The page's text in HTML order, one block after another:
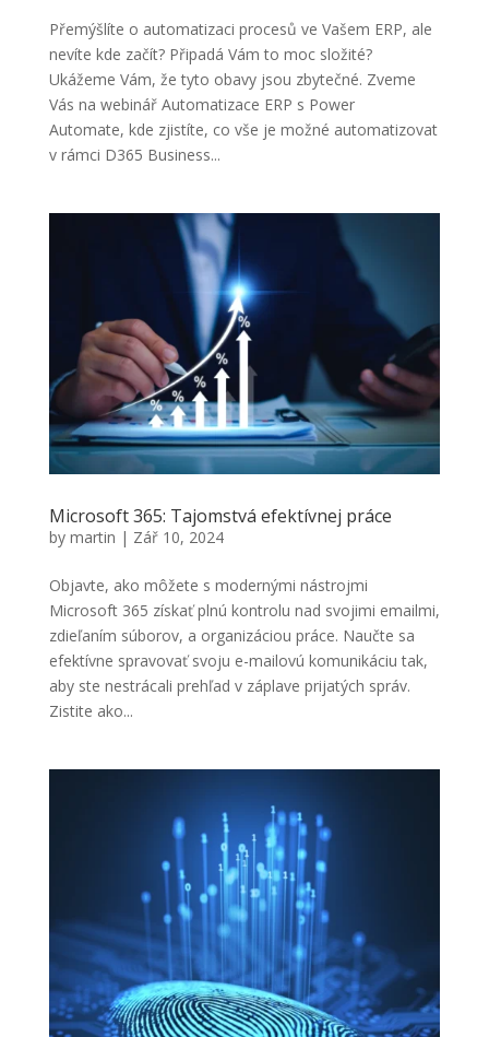
Přemýšlíte o automatizaci procesů ve Vašem ERP, ale
nevíte kde začít? Připadá Vám to moc složité?
Ukážeme Vám, že tyto obavy jsou zbytečné. Zveme
Vás na webinář Automatizace ERP s Power
Automate, kde zjistíte, co vše je možné automatizovat
v rámci D365 Business...
Microsoft 365: Tajomstvá efektívnej práce
by martin | Zář 10, 2024
Objavte, ako môžete s modernými nástrojmi
Microsoft 365 získať plnú kontrolu nad svojimi emailmi,
zdieľaním súborov, a organizáciou práce. Naučte sa
efektívne spravovať svoju e-mailovú komunikáciu tak,
aby ste nestrácali prehľad v záplave prijatých správ.
Zistite ako...